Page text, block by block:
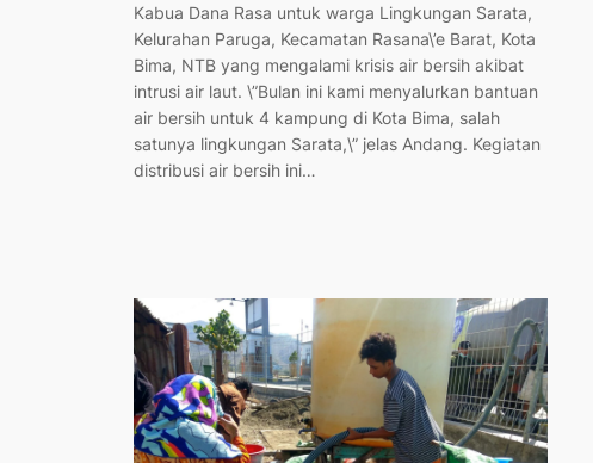
Kabua Dana Rasa untuk warga Lingkungan Sarata,
Kelurahan Paruga, Kecamatan Rasana\’e Barat, Kota
Bima, NTB yang mengalami krisis air bersih akibat
intrusi air laut. \”Bulan ini kami menyalurkan bantuan
air bersih untuk 4 kampung di Kota Bima, salah
satunya lingkungan Sarata,\” jelas Andang. Kegiatan
distribusi air bersih ini…